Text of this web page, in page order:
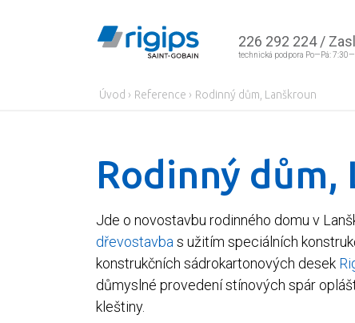
226 292 224/
technická podpora Po—Pá:
Úvod › Reference › Rodinný dům, Lanškroun
Rodinný dům,
Jde o novostavbu rodinného domu v
dřevostavba s užitím speciálních
konstrukčních sádrokartonových desek
důmyslné provedení stínových spár
kleštiny.